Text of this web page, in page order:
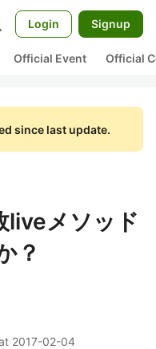
Login Signup
Official Event Official
since last update.
liveメソッド
？
2017-02-04